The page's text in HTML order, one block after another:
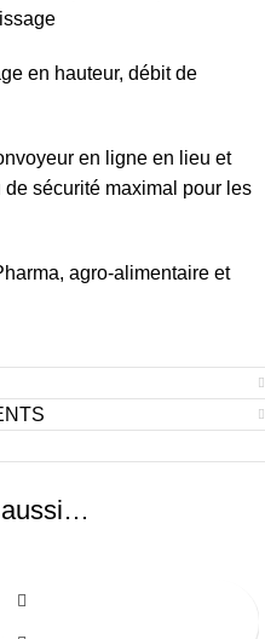
en hauteur, débit de
en ligne en lieu et
sécurité maximal pour les
agro-alimentaire et
aussi…